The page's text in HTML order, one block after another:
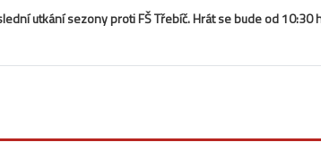
utkání sezony proti FŠ Třebíč. Hrát se bude od